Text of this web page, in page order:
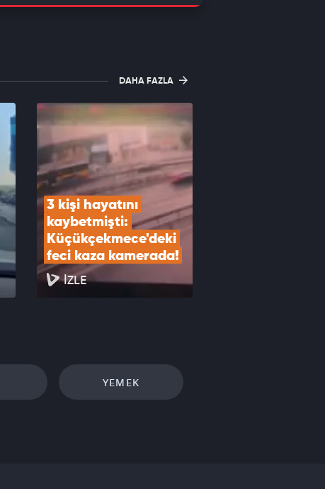
DAHA FAZLA
3 kişi hayatını
kaybetmişti:
Küçükçekmece'deki
feci kaza kamerada!
İZLE
YEMEK